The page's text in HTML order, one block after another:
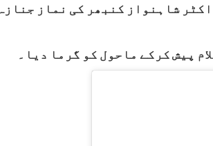
شاہنواز کنبھر کی نماز جنازہ
پیش کرکے ماحول کو گرما دیا۔